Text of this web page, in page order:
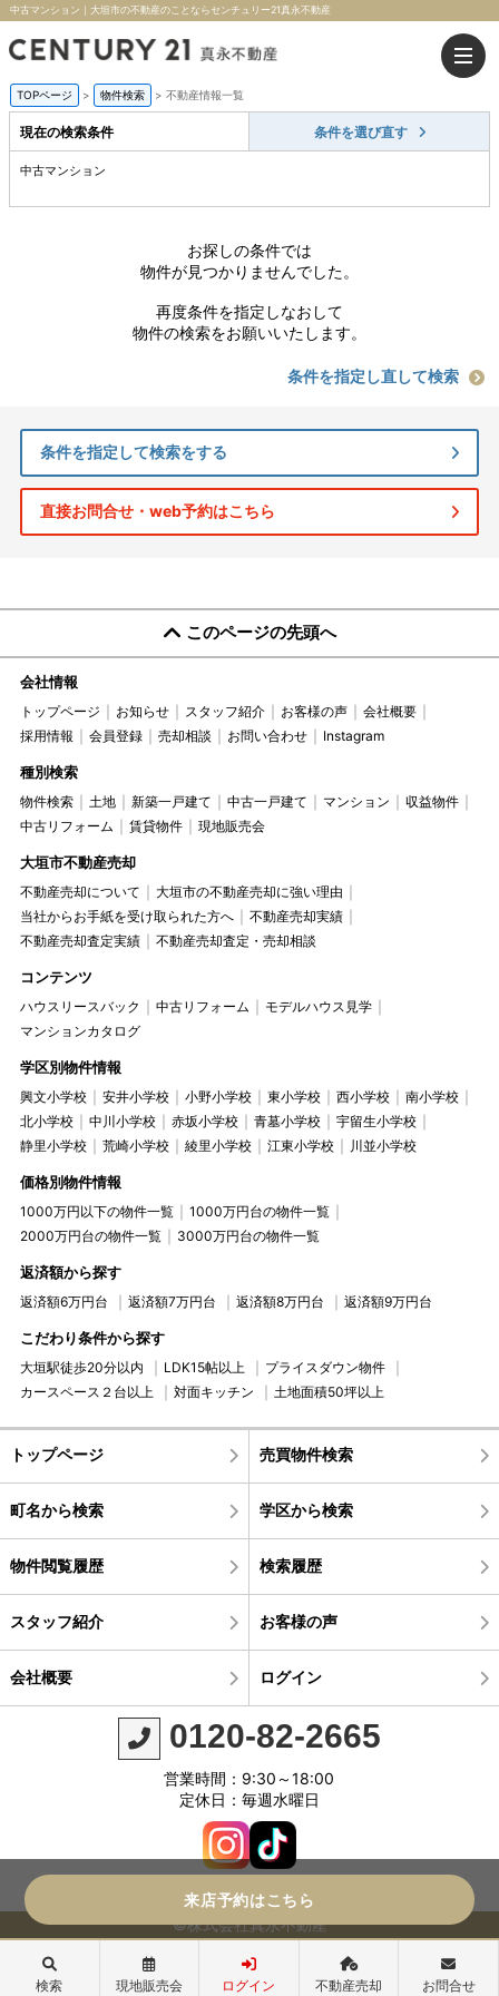
中古マンション｜大垣市の不動産のことならセンチュリー21真永不動産
TOPページ > 物件検索 > 不動産情報一覧
現在の検索条件 条件を選び直す
中古マンション
お探しの条件では
物件が見つかりませんでした。
再度条件を指定しなおして
物件の検索をお願いいたします。
条件を指定し直して検索
条件を指定して検索をする
直接お問合せ・web予約はこちら
このページの先頭へ
会社情報
トップページ お知らせ スタッフ紹介 お客様の声
会社概要
採用情報
会員登録 売却相談 お問い合わせ Instagram
種別検索
物件検索 土地 新築一戸建て 中古一戸建て マンション
収益物件
中古リフォーム
賃貸物件 現地販売会
大垣市不動産売却
不動産売却について
大垣市の不動産売却に強い理由
当社からお手紙を受け取られた方へ
不動産売却実績
不動産売却査定実績
不動産売却査定・売却相談
コンテンツ
ハウスリースバック 中古リフォーム
モデルハウス見学
マンションカタログ
学区別物件情報
興文小学校 安井小学校 小野小学校 東小学校 西小学校
南小学校
北小学校
中川小学校 赤坂小学校 青墓小学校
宇留生小学校
静里小学校
荒崎小学校 綾里小学校 江東小学校 川並小学校
価格別物件情報
1000万円以下の物件一覧
1000万円台の物件一覧
2000万円台の物件一覧
3000万円台の物件一覧
返済額から探す
返済額6万円台 返済額7万円台 返済額8万円台 返済額9万円台
こだわり条件から探す
大垣駅徒歩20分以内 LDK15帖以上
プライスダウン物件
カースペース２台以上
対面キッチン 土地面積50坪以上
トップページ 売買物件検索
町名から検索 学区から検索
物件閲覧履歴 検索履歴
スタッフ紹介 お客様の声
会社概要 ログイン
0120-82-2665
営業時間：9:30～18:00
定休日：毎週水曜日
©株式会社真永不動産
来店予約はこちら
検索 現地販売会 ログイン 不動産売却 お問合せ